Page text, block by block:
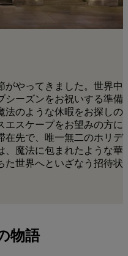
がやってきました。世界中
シーズンをお祝いする準備
法のような休暇をお探しの
エスケープをお望みの方に
在先で、唯一無二のホリデ
、魔法に包まれたような華
た世界へといざなう招待状
物語